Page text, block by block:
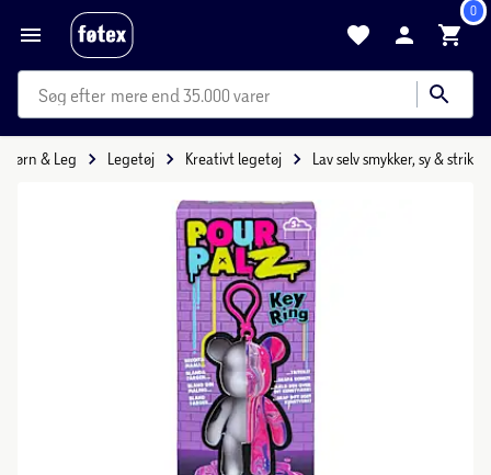
0
mere end 35.000 varer
Børn & Leg Legetøj Kreativt legetøj Lav selv smykker, sy & strik